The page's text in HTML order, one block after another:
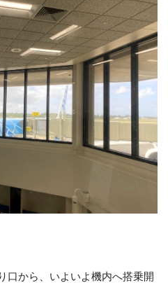
口から、いよいよ機内へ搭乗開